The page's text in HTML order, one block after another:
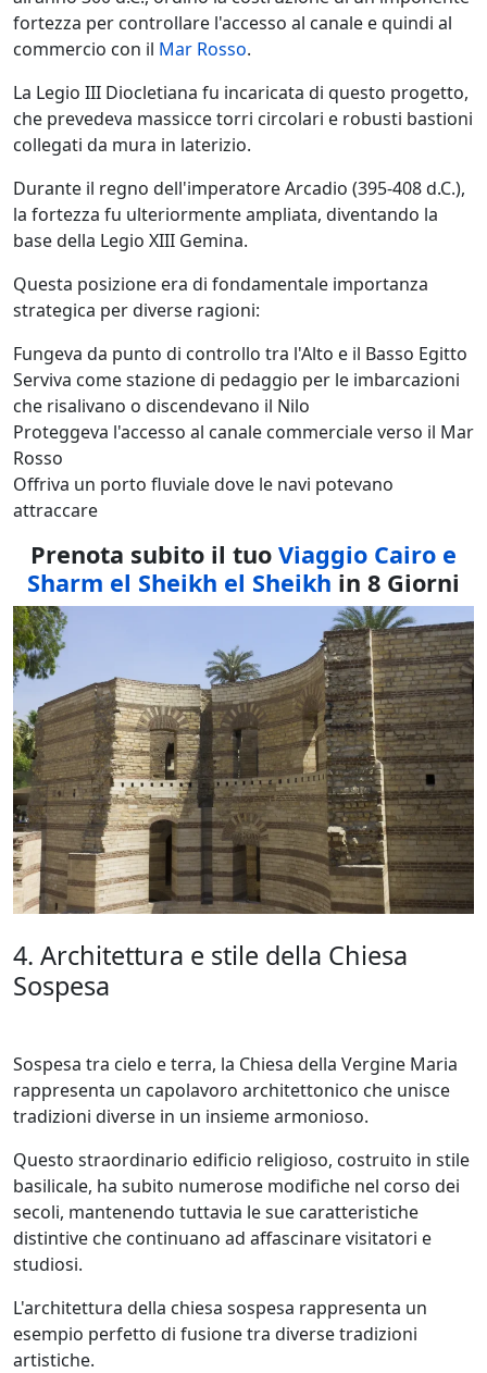
fortezza per controllare l'accesso al canale e quindi al
commercio con il Mar Rosso.
La Legio III Diocletiana fu incaricata di questo progetto,
che prevedeva massicce torri circolari e robusti bastioni
collegati da mura in laterizio.
Durante il regno dell'imperatore Arcadio (395-408 d.C.),
la fortezza fu ulteriormente ampliata, diventando la
base della Legio XIII Gemina.
Questa posizione era di fondamentale importanza
strategica per diverse ragioni:
Fungeva da punto di controllo tra l'Alto e il Basso Egitto
Serviva come stazione di pedaggio per le imbarcazioni
che risalivano o discendevano il Nilo
Proteggeva l'accesso al canale commerciale verso il Mar
Rosso
Offriva un porto fluviale dove le navi potevano
attraccare
Prenota subito il tuo Viaggio Cairo e
Sharm el Sheikh el Sheikh in 8 Giorni
4. Architettura e stile della Chiesa
Sospesa
Sospesa tra cielo e terra, la Chiesa della Vergine Maria
rappresenta un capolavoro architettonico che unisce
tradizioni diverse in un insieme armonioso.
Questo straordinario edificio religioso, costruito in stile
basilicale, ha subito numerose modifiche nel corso dei
secoli, mantenendo tuttavia le sue caratteristiche
distintive che continuano ad affascinare visitatori e
studiosi.
L'architettura della chiesa sospesa rappresenta un
esempio perfetto di fusione tra diverse tradizioni
artistiche.